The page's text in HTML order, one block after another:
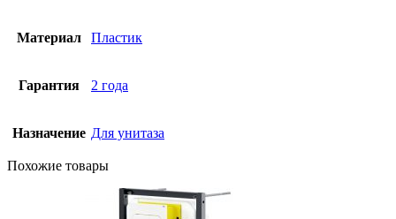
Материал Пластик
Гарантия 2 года
Назначение Для унитаза
Похожие товары